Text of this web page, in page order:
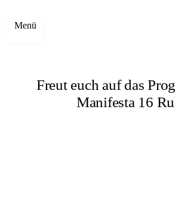
Menü
Freut euch auf das
Manifesta 16